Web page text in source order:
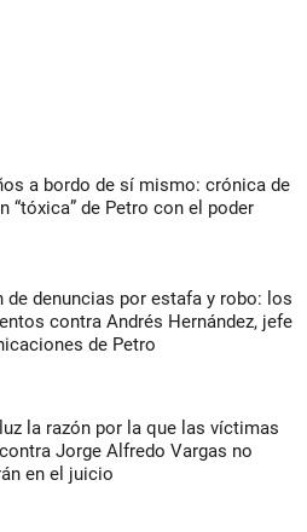
a bordo de sí mismo: crónica de
“tóxica” de Petro con el poder
de denuncias por estafa y robo: los
contra Andrés Hernández, jefe
de Petro
la razón por la que las víctimas
Jorge Alfredo Vargas no
en el juicio